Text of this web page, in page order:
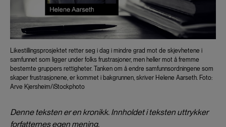
Likestillingsprosjektet retter seg i dag i mindre grad mot de skjevhetene i
samfunnet som ligger under folks frustrasjoner, men heller mot å fremme
bestemte gruppers rettigheter. Tanken om å endre samfunnsordningene som
skaper frustrasjonene, er kommet i bakgrunnen, skriver Helene Aarseth. Foto:
Arve Kjersheim/iStockphoto
Denne teksten er en kronikk. Inn­holdet i teksten uttrykker
forfatternes egen mening.